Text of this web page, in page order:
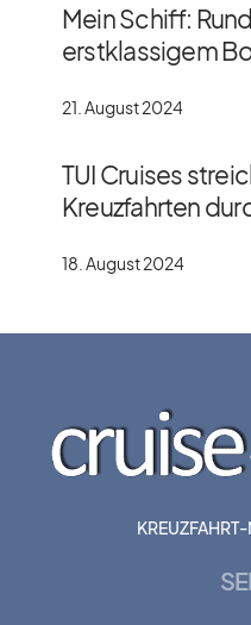
Mein Schiff:
erstklassigem
21. August 2024
TUI Cruises
Kreuzfahrten
18. August 2024